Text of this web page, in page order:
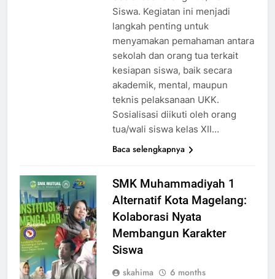
Siswa. Kegiatan ini menjadi
langkah penting untuk
menyamakan pemahaman antara
sekolah dan orang tua terkait
kesiapan siswa, baik secara
akademik, mental, maupun
teknis pelaksanaan UKK.
Sosialisasi diikuti oleh orang
tua/wali siswa kelas XII…
Baca selengkapnya
SMK Muhammadiyah 1
Alternatif Kota Magelang:
Kolaborasi Nyata
Membangun Karakter
Siswa
skahima
6 months